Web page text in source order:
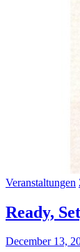
Veranstaltungen
Ready,
December 13,